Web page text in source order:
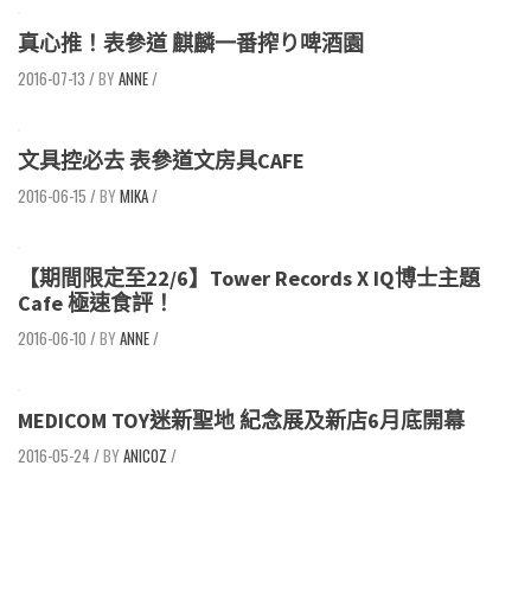
真心推！表參道 麒麟一番搾り啤酒園
2016-07-13 / ANNE/
文具控必去 表參道文房具CAFE
2016-06-15 / MIKA/
【期間限定至22/6】Tower Records X IQ博士主題
Cafe 極速食評！
2016-06-10 / ANNE/
MEDICOM TOY迷新聖地 紀念展及新店6月底開幕
2016-05-24/ ANICOZ /